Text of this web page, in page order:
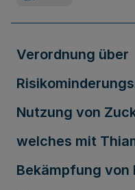
Verordnung über
Nutzung von
welches mit
Bekämpfung von